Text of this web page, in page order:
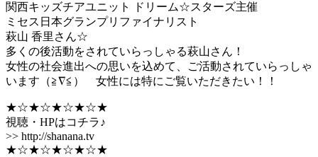
関西キッズチアユニット ドリーム☆スターズ主催
ミセス日本グランプリファイナリスト
萩山 香里さん☆
多くの後活動をされていらっしゃる萩山さん！
女性の社会進出への思いを込めて、ご活動されていらっしゃ
います（≧∇≦） 女性には特にご覧いただきたい！！
★☆★☆★☆★☆★
視聴・HPはコチラ♪
>> http://shanana.tv
★☆★☆★☆★☆★